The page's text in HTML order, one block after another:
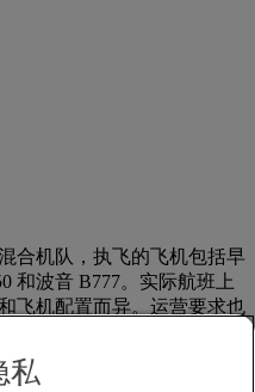
合机队，执飞的飞机包括早
和波音 B777。实际航班上
飞机配置而异。运营要求也
在预订航班前联系我们。
息，包括通过 MEDIF 表
私